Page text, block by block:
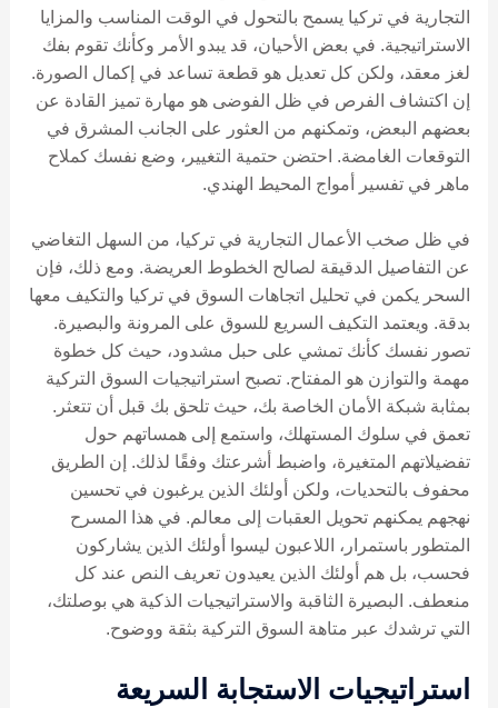
التجارية في تركيا يسمح بالتحول في الوقت المناسب والمزايا
الاستراتيجية. في بعض الأحيان، قد يبدو الأمر وكأنك تقوم بفك
لغز معقد، ولكن كل تعديل هو قطعة تساعد في إكمال الصورة.
إن اكتشاف الفرص في ظل الفوضى هو مهارة تميز القادة عن
بعضهم البعض، وتمكنهم من العثور على الجانب المشرق في
التوقعات الغامضة. احتضن حتمية التغيير، وضع نفسك كملاح
ماهر في تفسير أمواج المحيط الهندي.
في ظل صخب الأعمال التجارية في تركيا، من السهل التغاضي
عن التفاصيل الدقيقة لصالح الخطوط العريضة. ومع ذلك، فإن
السحر يكمن في تحليل اتجاهات السوق في تركيا والتكيف معها
بدقة. ويعتمد التكيف السريع للسوق على المرونة والبصيرة.
تصور نفسك كأنك تمشي على حبل مشدود، حيث كل خطوة
مهمة والتوازن هو المفتاح. تصبح استراتيجيات السوق التركية
بمثابة شبكة الأمان الخاصة بك، حيث تلحق بك قبل أن تتعثر.
تعمق في سلوك المستهلك، واستمع إلى همساتهم حول
تفضيلاتهم المتغيرة، واضبط أشرعتك وفقًا لذلك. إن الطريق
محفوف بالتحديات، ولكن أولئك الذين يرغبون في تحسين
نهجهم يمكنهم تحويل العقبات إلى معالم. في هذا المسرح
المتطور باستمرار، اللاعبون ليسوا أولئك الذين يشاركون
فحسب، بل هم أولئك الذين يعيدون تعريف النص عند كل
منعطف. البصيرة الثاقبة والاستراتيجيات الذكية هي بوصلتك،
التي ترشدك عبر متاهة السوق التركية بثقة ووضوح.
استراتيجيات الاستجابة السريعة